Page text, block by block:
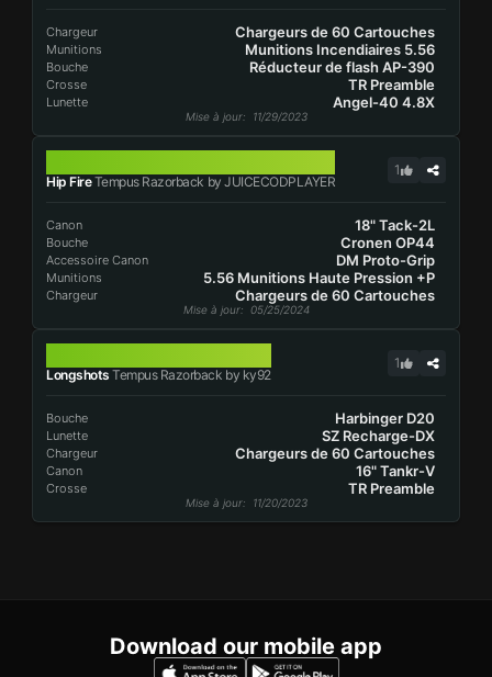
Chargeur Chargeurs de 60 Cartouches
Munitions Munitions Incendiaires 5.56
Bouche Réducteur de flash AP-390
Crosse TR Preamble
Lunette Angel-40 4.8X
Mise à jour: 11/29/2023
Hip FireTempus Razorback by JUICECODPLAYER
1
Canon 18" Tack-2L
Bouche Cronen OP44
Accessoire Canon DM Proto-Grip
Munitions 5.56 Munitions Haute Pression +P
Chargeur Chargeurs de 60 Cartouches
Mise à jour: 05/25/2024
Longshots Tempus Razorback by ky92
1
Bouche Harbinger D20
Lunette SZ Recharge-DX
Chargeur Chargeurs de 60 Cartouches
Canon 16" Tankr-V
Crosse TR Preamble
Mise à jour: 11/20/2023
Download our mobile app